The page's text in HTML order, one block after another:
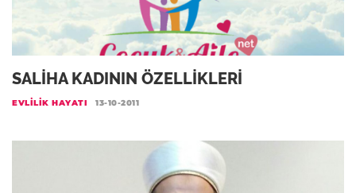
SALİHA KADININ ÖZELLİKLERİ
EVLILIK HAYATI 13-10-2011